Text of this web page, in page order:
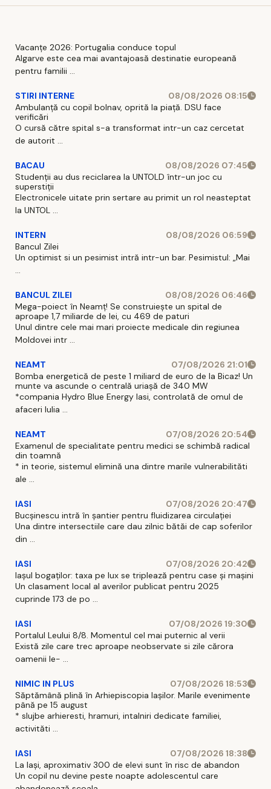
Vacanțe 2026: Portugalia conduce topul
Algarve este cea mai avantajoasă destinatie europeană
pentru familii ...
STIRI INTERNE
08/08/2026 08:15
Ambulanță cu copil bolnav, oprită la piață. DSU face
verificări
O cursă către spital s-a transformat intr-un caz cercetat
de autorit ...
BACAU
08/08/2026 07:45
Studenții au dus reciclarea la UNTOLD într-un joc cu
superstiții
Electronicele uitate prin sertare au primit un rol neasteptat
la UNTOL ...
INTERN
08/08/2026 06:59
Bancul Zilei
Un optimist si un pesimist intră intr-un bar. Pesimistul: „Mai
...
BANCUL ZILEI
08/08/2026 06:46
Mega-poiect în Neamț! Se construiește un spital de
aproape 1,7 miliarde de lei, cu 469 de paturi
Unul dintre cele mai mari proiecte medicale din regiunea
Moldovei intr ...
NEAMT
07/08/2026 21:01
Bomba energetică de peste 1 miliard de euro de la Bicaz! Un
munte va ascunde o centrală uriașă de 340 MW
*compania Hydro Blue Energy Iasi, controlată de omul de
afaceri Iulia ...
NEAMT
07/08/2026 20:54
Examenul de specialitate pentru medici se schimbă radical
din toamnă
* in teorie, sistemul elimină una dintre marile vulnerabilităti
ale ...
IASI
07/08/2026 20:47
Bucșinescu intră în șantier pentru fluidizarea circulației
Una dintre intersectiile care dau zilnic bătăi de cap soferilor
din ...
IASI
07/08/2026 20:42
Iașul bogaților: taxa pe lux se triplează pentru case și mașini
Un clasament local al averilor publicat pentru 2025
cuprinde 173 de po ...
IASI
07/08/2026 19:30
Portalul Leului 8/8. Momentul cel mai puternic al verii
Există zile care trec aproape neobservate si zile cărora
oamenii le- ...
NIMIC IN PLUS
07/08/2026 18:53
Săptămână plină în Arhiepiscopia Iașilor. Marile evenimente
până pe 15 august
* slujbe arhieresti, hramuri, intalniri dedicate familiei,
activităti ...
IASI
07/08/2026 18:38
La Iași, aproximativ 300 de elevi sunt în risc de abandon
Un copil nu devine peste noapte adolescentul care